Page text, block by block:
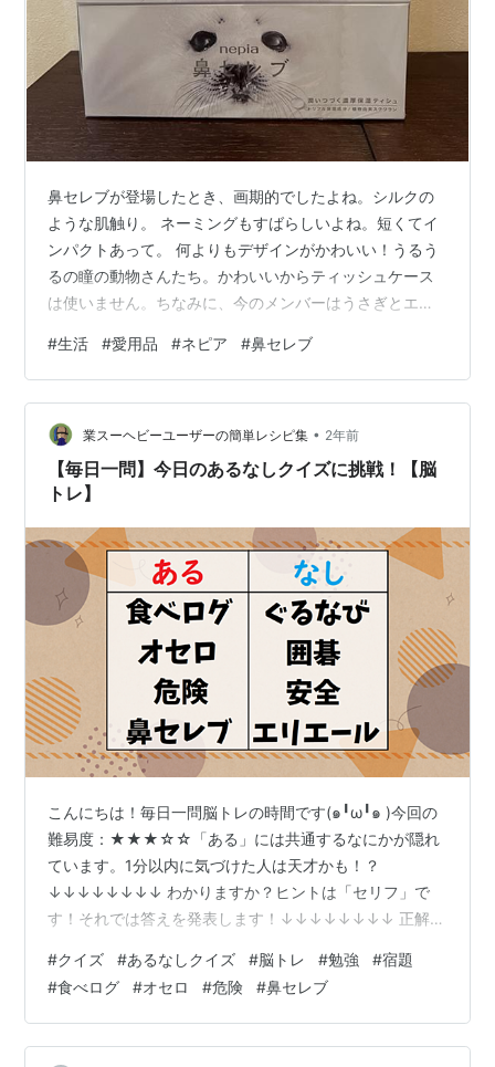
鼻セレブが登場したとき、画期的でしたよね。シルクの
ような肌触り。 ネーミングもすばらしいよね。短くてイ
ンパクトあって。 何よりもデザインがかわいい！うるう
るの瞳の動物さんたち。かわいいからティッシュケース
は使いません。ちなみに、今のメンバーはうさぎとエゾ
かったそうな。。 鼻炎持ちのわたしには絶対に、絶対に
欠かせない存在。 ネピア 鼻セレブ 潤いつづく濃厚保湿
ティッシュ(400枚(200組)*3個入)【Dreg063】【ネピア
(nepia)】[ティッシュ]価格: 894 円楽天で詳細を見る ネ
ピア 鼻セレブ 潤いつづく濃厚保湿ティッシュ(400枚…
#生活 #愛用品 #ネピア #鼻セレブ
業スーヘビーユーザーの簡単レシピ集 • 2年前
【毎日一問】今日のあるなしクイズに挑戦！【脳
トレ】
こんにちは！毎日一問脳トレの時間です(๑╹ω╹๑ )今回の
難易度：★★★☆☆「ある」には共通するなにかが隠れ
ています。1分以内に気づけた人は天才かも！？
↓↓↓↓↓↓↓↓ わかりますか？ヒントは「セリフ」で
す！それでは答えを発表します！↓↓↓↓↓↓↓↓ 正解は
→食べろ、オセロ→押せ、危険→聞け、鼻セレブ→離せ
今後もクロスワードクイズと合わせてランダムに投稿し
たいと思います ぜひ、挑戦しに来てくださいね！
(๑╹ω╹๑ )
#クイズ #あるなしクイズ #脳トレ #勉強 #宿題
#食べログ #オセロ #危険 #鼻セレブ